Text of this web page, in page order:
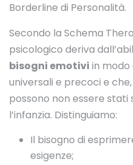
Borderline di Personalità.
Secondo la Schema
psicologico deriva
bisogni emotivi in modo
universali e precoci e
possono non essere
l’infanzia. Distinguiamo:
Il bisogno di
esigenze;